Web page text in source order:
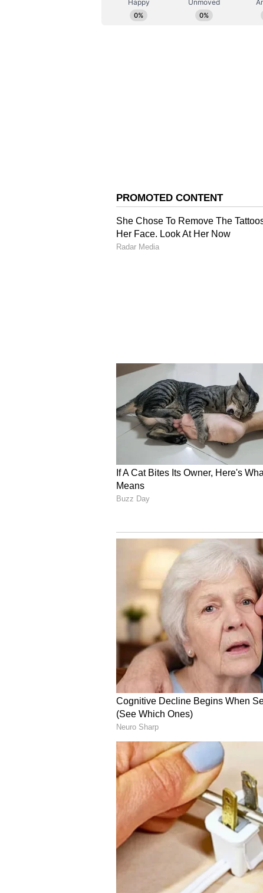
ఇంతకీ ఆ హీరోఎవరో మీకు తెలుసా..? చాలా
అల్లు శిరీష్. రామ్ చరణ్ తో అల్లు
ఈఫోటోకు సబంధించిన వివరాలను
బాలయ్యకు హిట్ ఇచ్చి.. జూనియర్
తెలుసా..?
తన ఫస్ట్ బర్త్ డే రోజున మెగాస్టార్
తాను చరణ్ బుగ్గగిల్లుతున్నానని
చరణ్ బుగ్గగిల్లుతున్నట్లుగా ఉందని
టాలీవుడ్ లో వరుస ప్లాప్ లు..